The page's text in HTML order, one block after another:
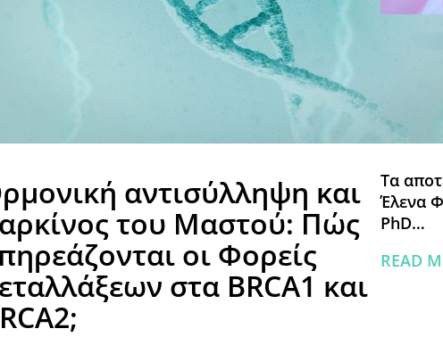
αντισύλληψη και
του Μαστού: Πώς
οι Φορείς
στα BRCA1 και
Τα
Έλενα
PhD…
READ